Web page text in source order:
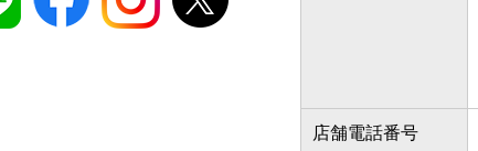
店舗電話番号